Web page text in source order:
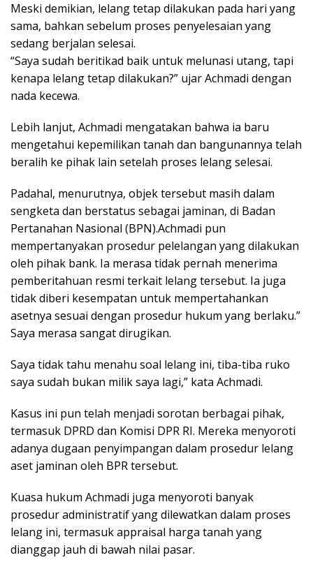
Meski demikian, lelang tetap dilakukan pada hari yang
sama, bahkan sebelum proses penyelesaian yang
sedang berjalan selesai.
“Saya sudah beritikad baik untuk melunasi utang, tapi
kenapa lelang tetap dilakukan?” ujar Achmadi dengan
nada kecewa.
Lebih lanjut, Achmadi mengatakan bahwa ia baru
mengetahui kepemilikan tanah dan bangunannya telah
beralih ke pihak lain setelah proses lelang selesai.
Padahal, menurutnya, objek tersebut masih dalam
sengketa dan berstatus sebagai jaminan, di Badan
Pertanahan Nasional (BPN).Achmadi pun
mempertanyakan prosedur pelelangan yang dilakukan
oleh pihak bank. Ia merasa tidak pernah menerima
pemberitahuan resmi terkait lelang tersebut. Ia juga
tidak diberi kesempatan untuk mempertahankan
asetnya sesuai dengan prosedur hukum yang berlaku.”
Saya merasa sangat dirugikan.
Saya tidak tahu menahu soal lelang ini, tiba-tiba ruko
saya sudah bukan milik saya lagi,” kata Achmadi.
Kasus ini pun telah menjadi sorotan berbagai pihak,
termasuk DPRD dan Komisi DPR RI. Mereka menyoroti
adanya dugaan penyimpangan dalam prosedur lelang
aset jaminan oleh BPR tersebut.
Kuasa hukum Achmadi juga menyoroti banyak
prosedur administratif yang dilewatkan dalam proses
lelang ini, termasuk appraisal harga tanah yang
dianggap jauh di bawah nilai pasar.